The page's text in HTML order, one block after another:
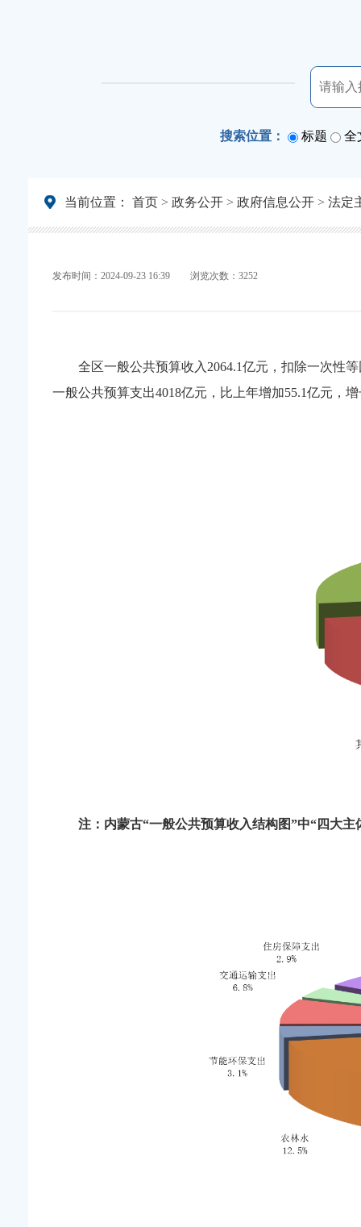
搜索位置： 标题 全
当前位置： 首页 > 政务公开 > 政府信息公开 > 法定
发布时间：2024-09-23 16:39 浏览次数：3252
全区一般公共预算收入2064.1亿元，扣除一次性
一般公共预算支出4018亿元，比上年增加55.1亿元，增
注：内蒙古“一般公共预算收入结构图”中“四大